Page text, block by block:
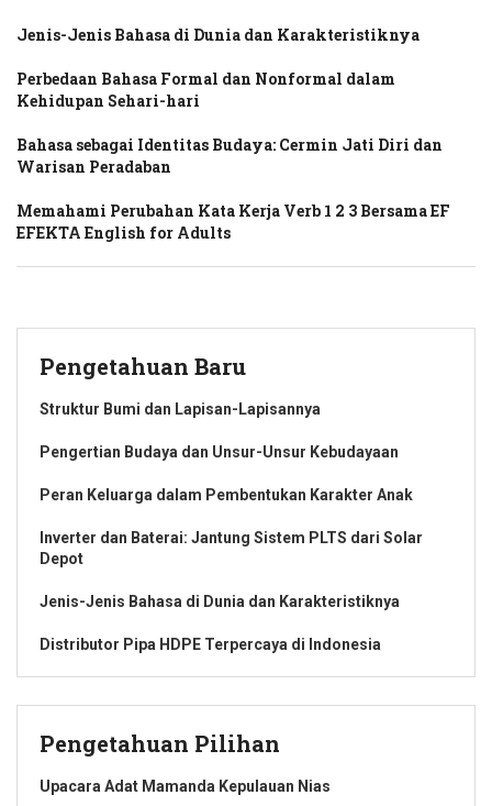
Jenis-Jenis Bahasa di Dunia dan Karakteristiknya
Perbedaan Bahasa Formal dan Nonformal dalam
Kehidupan Sehari-hari
Bahasa sebagai Identitas Budaya: Cermin Jati Diri dan
Warisan Peradaban
Memahami Perubahan Kata Kerja Verb 1 2 3 Bersama EF
EFEKTA English for Adults
Pengetahuan Baru
Struktur Bumi dan Lapisan-Lapisannya
Pengertian Budaya dan Unsur-Unsur Kebudayaan
Peran Keluarga dalam Pembentukan Karakter Anak
Inverter dan Baterai: Jantung Sistem PLTS dari Solar
Depot
Jenis-Jenis Bahasa di Dunia dan Karakteristiknya
Distributor Pipa HDPE Terpercaya di Indonesia
Pengetahuan Pilihan
Upacara Adat Mamanda Kepulauan Nias